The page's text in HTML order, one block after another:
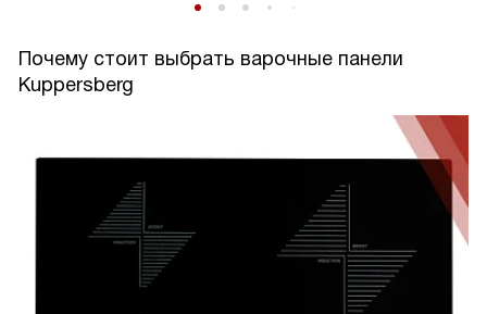
Почему стоит выбрать варочные панели
Kuppersberg